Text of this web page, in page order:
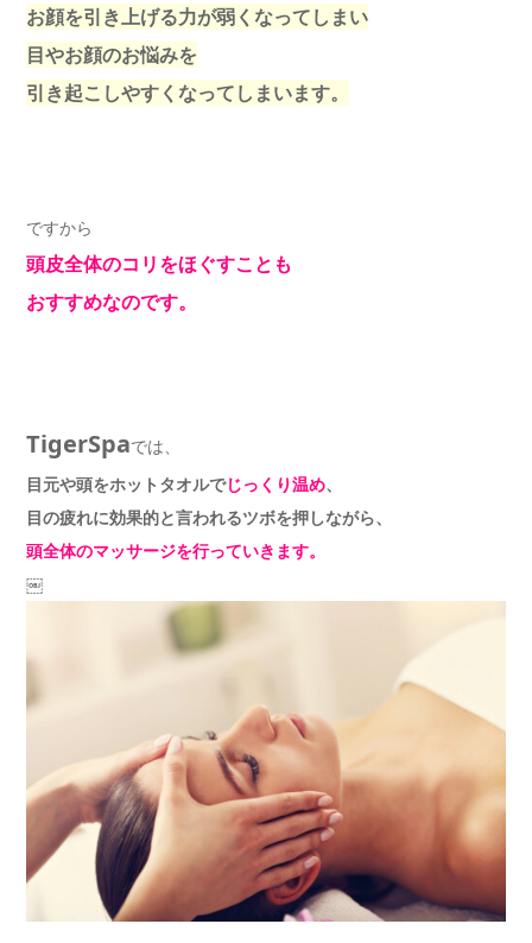
お顔を引き上げる力が弱くなってしまい
目やお顔のお悩みを
引き起こしやすくなってしまいます。
ですから
頭皮全体のコリをほぐすことも
おすすめなのです。
TigerSpaでは、
目元や頭をホットタオルでじっくり温め、
目の疲れに効果的と言われるツボを押しながら、
頭全体のマッサージを行っていきます。
￼